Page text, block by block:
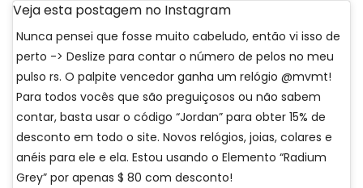
Veja esta postagem no Instagram
Nunca pensei que fosse muito cabeludo, então vi isso de
perto -> Deslize para contar o número de pelos no meu
pulso rs. O palpite vencedor ganha um relógio @mvmt!
Para todos vocês que são preguiçosos ou não sabem
contar, basta usar o código “Jordan” para obter 15% de
desconto em todo o site. Novos relógios, joias, colares e
anéis para ele e ela. Estou usando o Elemento “Radium
Grey” por apenas $ 80 com desconto!